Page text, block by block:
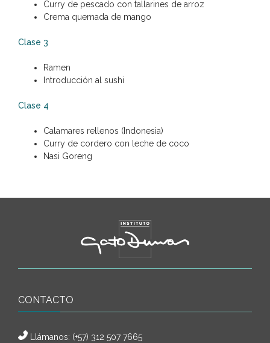
Curry de pescado con tallarines de arroz
Crema quemada de mango
Clase 3
Ramen
Introducción al sushi
Clase 4
Calamares rellenos (Indonesia)
Curry de cordero con leche de coco
Nasi Goreng
CONTACTO
Llámanos: (+57) 312 507 7665